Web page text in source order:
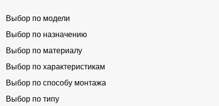
Выбор по модели
Выбор по назначению
Выбор по материалу
Выбор по характеристикам
Выбор по способу монтажа
Выбор по типу